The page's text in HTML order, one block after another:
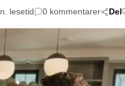
Filmkveld
Soundtrack
lesetid 0 kommentarer Del